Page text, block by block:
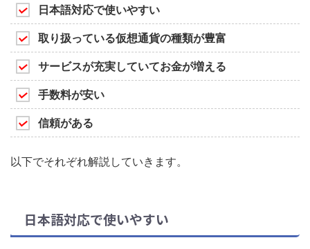
日本語対応で使いやすい
取り扱っている仮想通貨の種類が豊富
サービスが充実していてお金が増える
手数料が安い
信頼がある
以下でそれぞれ解説していきます。
日本語対応で使いやすい